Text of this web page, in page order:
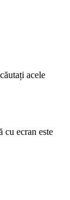
acele
cu ecran este